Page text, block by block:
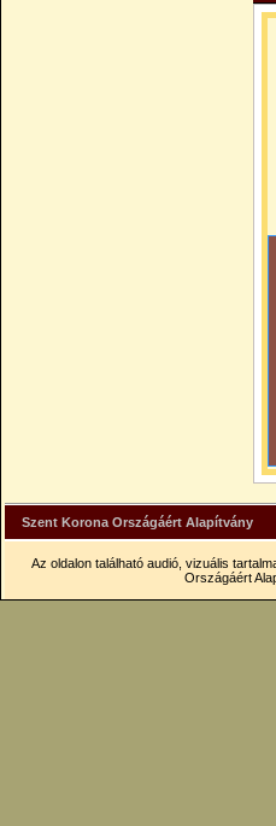
Szent Korona Országáért Alapítvány
Az oldalon található audió, vizuális
Országáért